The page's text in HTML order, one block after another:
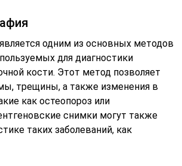
одним из основных методов
для диагностики
кости. Этот метод позволяет
трещины, а также изменения в
как остеопороз или
снимки могут также
таких заболеваний, как